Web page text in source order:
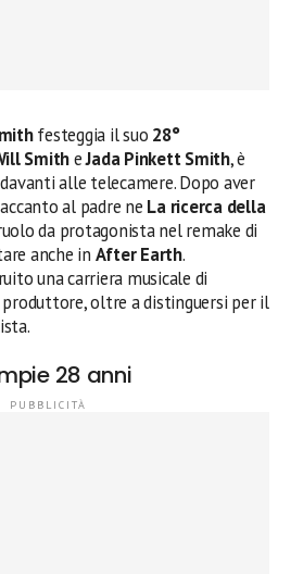
festeggia il suo 28°
SmitheJada Pinkett Smith, è
alle telecamere. Dopo aver
al padre ne La ricerca della
da protagonista nel remake di
anche in After Earth.
una carriera musicale di
produttore, oltre a distinguersi per il
28 anni